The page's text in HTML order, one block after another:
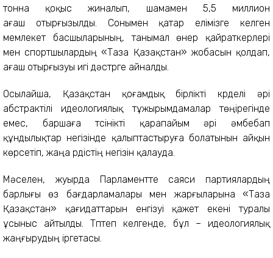
тонна қоқыс жиналып, шамамен 5,5 миллион
ағаш отырғызылды. Сонымен қатар елімізге келген
мемлекет басшыларының, танымал өнер қайраткерлері
мен спортшылардың «Таза Қазақстан» жобасын қолдап,
ағаш отырғызуы игі дәстүрге айналды.
Осылайша, Қазақстан қоғамдық бірлікті күрделі әрі
абстрактілі идеологиялық тұжырымдамалар төңірегінде
емес, баршаға түсінікті қарапайым әрі әмбебап
құндылықтар негізінде қалыптастыруға болатынын айқын
көрсетіп, жаңа үрдістің негізін қалауда.
Мәселен, жуырда Парламентте саяси партиялардың
барлығы өз бағдарламалары мен жарғыларына «Таза
Қазақстан» қағидаттарын енгізуі қажет екені туралы
ұсыныс айтылды. Түптеп келгенде, бұл – идеологиялық
жаңғырудың іргетасы.